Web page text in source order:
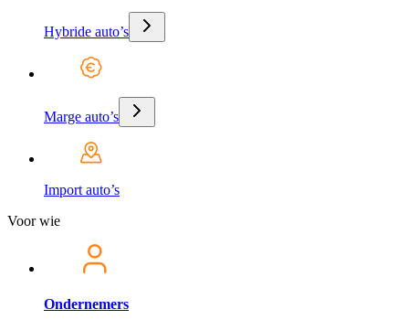
Hybride auto’s
Marge auto’s
Import auto’s
Voor wie
Ondernemers